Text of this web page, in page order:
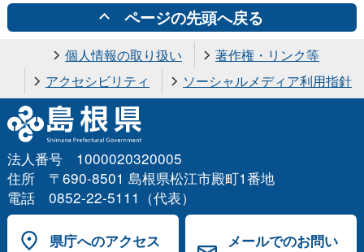
ページの先頭へ戻る
個人情報の取り扱い
著作権・リンク等
アクセシビリティ
ソーシャルメディア利用指針
法人番号 1000020320005
住所 〒690-8501 島根県松江市殿町1番地
電話 0852-22-5111（代表）
県庁へのアクセス メールでのお問い